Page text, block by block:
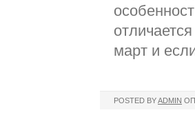
март и
POSTED BYADMIN